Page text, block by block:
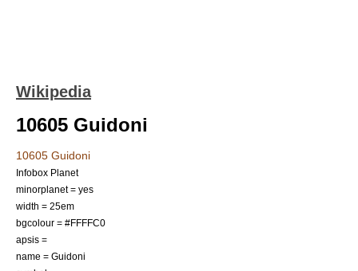
Wikipedia
10605 Guidoni
10605 Guidoni
Infobox Planet
minorplanet = yes
width = 25em
bgcolour = #FFFFC0
apsis =
name = Guidoni